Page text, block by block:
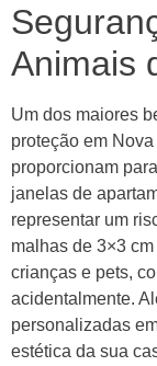
Animais
Um dos maiores
proteção em
proporcionam
janelas de
representar um
malhas de 3×3
crianças e pets,
acidentalmente.
personalizadas
estética da sua